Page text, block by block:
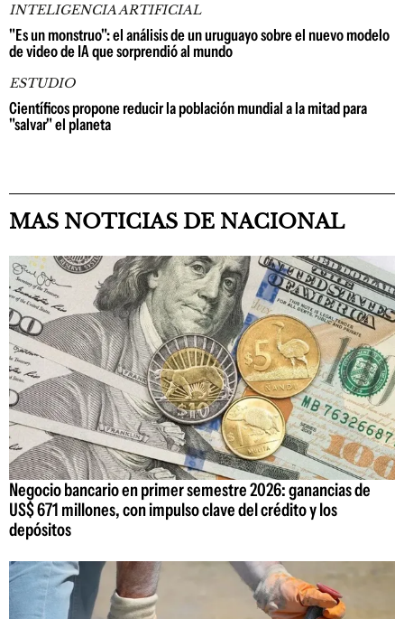
INTELIGENCIA ARTIFICIAL
"Es un monstruo": el análisis de un uruguayo sobre el nuevo modelo
de video de IA que sorprendió al mundo
ESTUDIO
Científicos propone reducir la población mundial a la mitad para
"salvar" el planeta
MAS NOTICIAS DE NACIONAL
Negocio bancario en primer semestre 2026: ganancias de
US$ 671 millones, con impulso clave del crédito y los
depósitos